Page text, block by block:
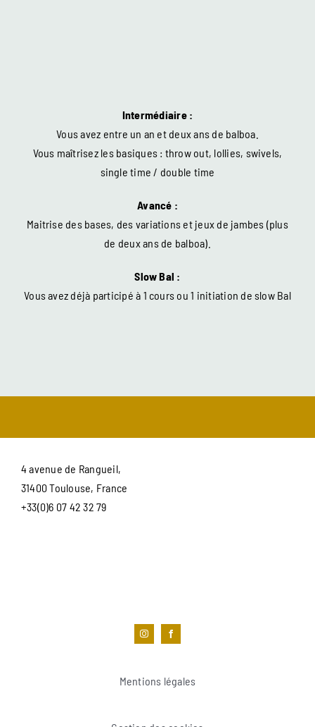
Intermédiaire :
Vous avez entre un an et deux ans de balboa.
Vous maîtrisez les basiques : throw out, lollies, swivels,
single time / double time
Avancé :
Maitrise des bases, des variations et jeux de jambes (plus
de deux ans de balboa).
Slow Bal :
Vous avez déjà participé à 1 cours ou 1 initiation de slow Bal
4 avenue de Rangueil,
31400 Toulouse, France
+33(0)6 07 42 32 79
Mentions légales